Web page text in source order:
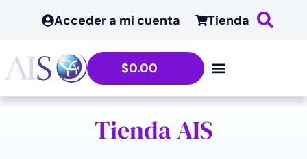
Acceder a mi cuenta Tienda
$0.00
Tienda AIS